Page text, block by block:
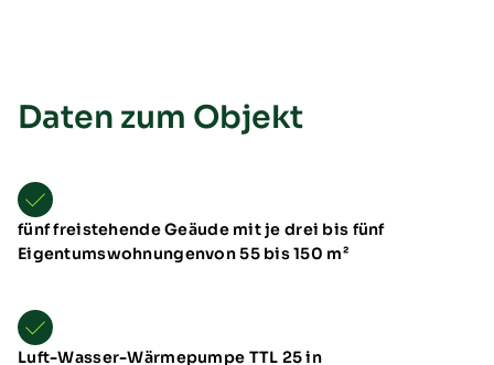
TTL Aufstellarten
Daten zum Objekt
fünf freistehende Geäude mit je drei bis fünf
Eigentumswohnungenvon 55 bis 150 m²
Luft-Wasser-Wärmepumpe TTL 25 in